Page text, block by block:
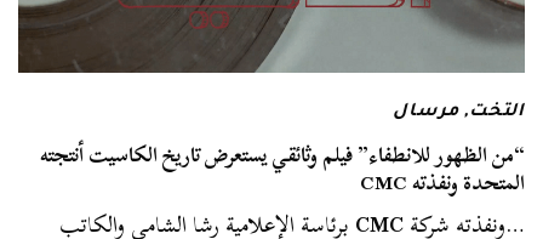
التخت,مرسال
“من الظهور للانطفاء” فيلم وثائقي يستعرض تاريخ الكاسيت أنتجته
المتحدة ونفذته CMC
…ونفذته شركةCMCبرئاسة الإعلامية رشا الشامي والكاتب